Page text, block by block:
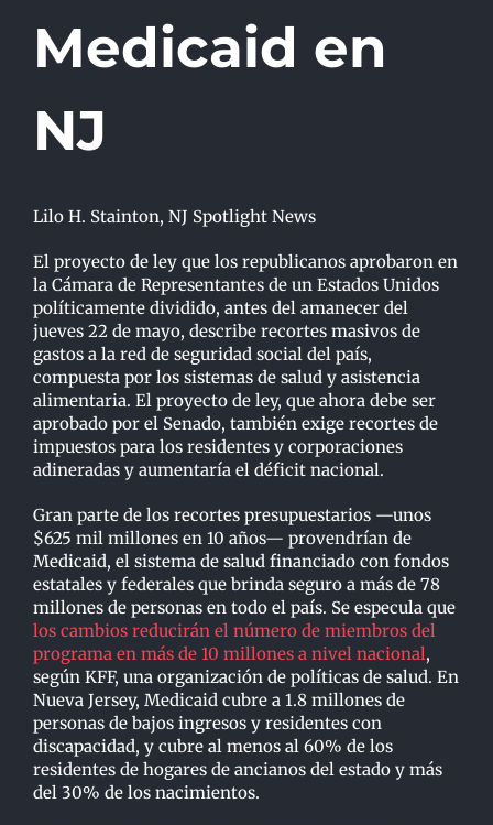
Medicaid en
NJ
Lilo H. Stainton, NJ Spotlight News
El proyecto de ley que los republicanos aprobaron en
la Cámara de Representantes de un Estados Unidos
políticamente dividido, antes del amanecer del
jueves 22 de mayo, describe recortes masivos de
gastos a la red de seguridad social del país,
compuesta por los sistemas de salud y asistencia
alimentaria. El proyecto de ley, que ahora debe ser
aprobado por el Senado, también exige recortes de
impuestos para los residentes y corporaciones
adineradas y aumentaría el déficit nacional.
Gran parte de los recortes presupuestarios —unos
$625 mil millones en 10 años— provendrían de
Medicaid, el sistema de salud financiado con fondos
estatales y federales que brinda seguro a más de 78
millones de personas en todo el país. Se especula que
los cambios reducirán el número de miembros del
programa en más de 10 millones a nivel nacional,
según KFF, una organización de políticas de salud. En
Nueva Jersey, Medicaid cubre a 1.8 millones de
personas de bajos ingresos y residentes con
discapacidad, y cubre al menos al 60% de los
residentes de hogares de ancianos del estado y más
del 30% de los nacimientos.